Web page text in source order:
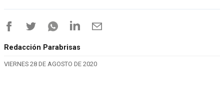
Redacción Parabrisas
VIERNES 28 DE AGOSTO DE 2020